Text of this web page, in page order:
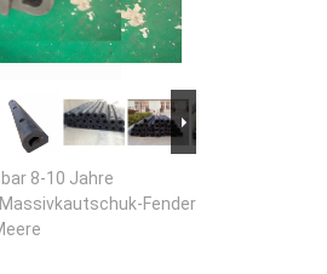
8-10 Jahre
Fender